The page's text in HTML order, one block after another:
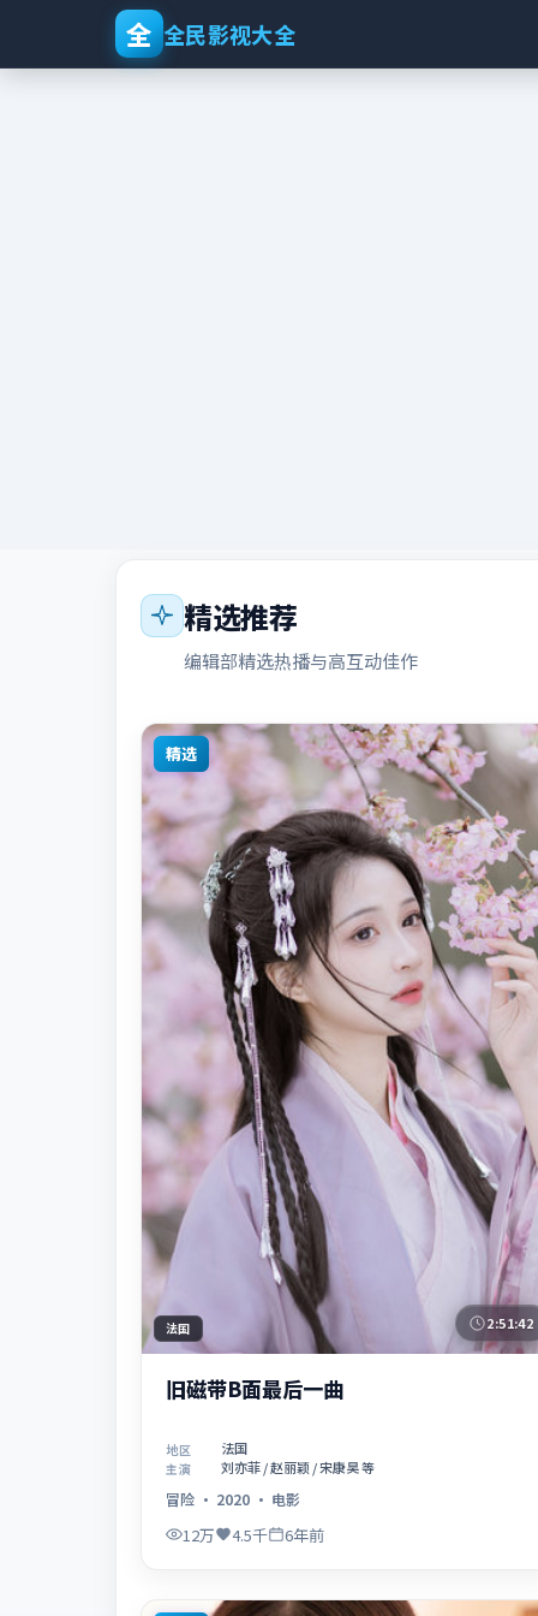
全 全民影视大全
精选推荐
编辑部精选热播与高互动佳作
精选
法国 2:51:42
旧磁带B面最后一曲
地区 法国
主演 刘亦菲 / 赵丽颖 / 宋康昊 等
冒险 · 2020 · 电影
12万 4.5千 6年前